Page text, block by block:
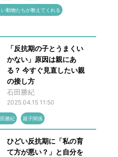
動物たちが教えてくれる
「反抗期の子とうまくい
かない」原因は親にあ
る？ 今すぐ見直したい親
の接し方
石田勝紀
2025.04.15 11:50
勝紀 親子関係
ひどい反抗期に「私の育
て方が悪い？」と自分を